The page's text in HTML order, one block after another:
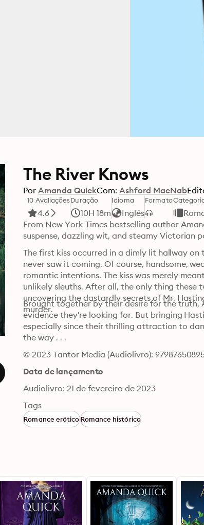
The River Knows
Por Amanda QuickCom: Ashford MacNab
10 Avaliações
4.6
Duração
10H 18m
Idioma
Inglês
Formato
From New York Times bestselling author
suspense, dazzling wit, and steamy Victorian
The first kiss occurred in a dimly lit hallway on
never saw it coming. Of course, handsome,
romantic intentions. The kiss was merely
unlikely sleuths. After all, the only thing these
uncovering the dastardly secrets of Mr.
murder.
Brought together by their desire for the
evidence they're looking for. But bringing
especially since their thrilling attraction to
the way . . .
© 2023 Tantor Media (Audiolivro):
Data de lançamento
Audiolivro: 21 de fevereiro de 2023
Tags
Romance eróticoRomance histórico